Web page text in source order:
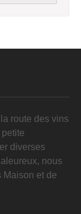
route des vins
diverses
nous
Maison et de